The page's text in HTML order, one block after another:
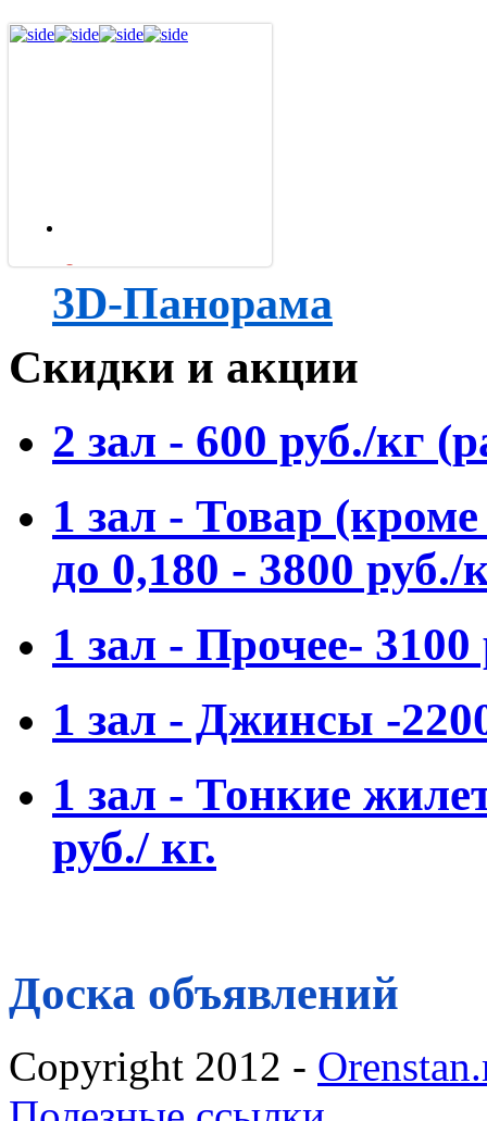
2
3
4
3D-Панорама
Скидки и акции
2 зал - 600 руб./кг
1 зал - Товар
до 0,180 - 3800 руб./
1 зал - Прочее- 3100
1 зал - Джинсы -
1 зал - Тонкие
руб./ кг.
Доска объявлений
Copyright 2012 -